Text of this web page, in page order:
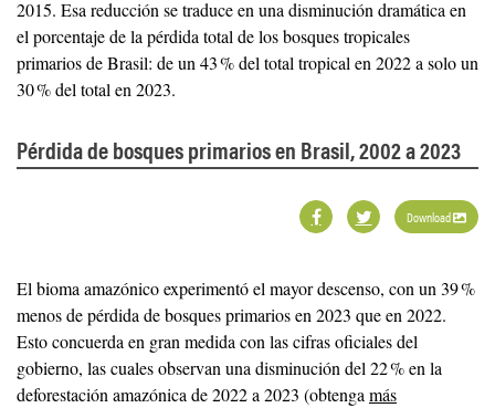
2015. Esa reducción se traduce en una disminución dramática en
el porcentaje de la pérdida total de los bosques tropicales
primarios de Brasil: de un 43 % del total tropical en 2022 a solo un
30 % del total en 2023.
Pérdida de bosques primarios en Brasil, 2002 a 2023
Download
El bioma amazónico experimentó el mayor descenso, con un 39 %
menos de pérdida de bosques primarios en 2023 que en 2022.
Esto concuerda en gran medida con las cifras oficiales del
gobierno, las cuales observan una disminución del 22 % en la
deforestación amazónica de 2022 a 2023 (obtenga más